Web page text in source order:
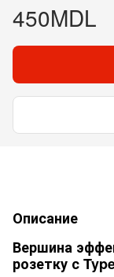
450MDL
Описание
Вершина
розетку с